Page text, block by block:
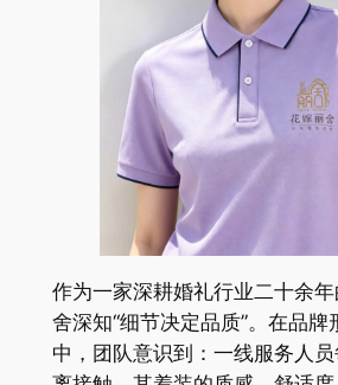
作为一家深耕婚礼行业二十余
舍深知“细节决定品质”。在品牌
中，团队意识到：一线服务人